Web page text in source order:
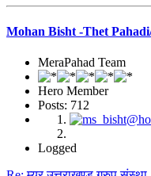
Mohan Bisht -Thet Pahadi/
MeraPahad Team
Hero Member
Posts: 712
Logged